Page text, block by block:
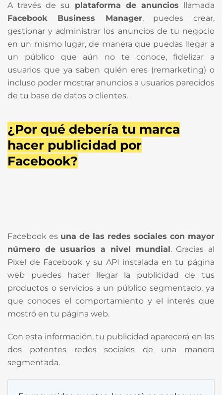
A través de su plataforma de anuncios llamada
Facebook Business Manager, puedes crear,
gestionar y administrar los anuncios de tu negocio
en un mismo lugar, de manera que puedas llegar a
un público que aún no te conoce, fidelizar a
usuarios que ya saben quién eres (remarketing) o
incluso poder mostrar anuncios a usuarios parecidos
de tu base de datos o clientes.
¿Por qué debería tu marca
hacer publicidad por
Facebook?
Facebook es una de las redes sociales con mayor
número de usuarios a nivel mundial. Gracias al
Pixel de Facebook y su API instalada en tu página
web puedes hacer llegar la publicidad de tus
productos o servicios a un público segmentado, ya
que conoces el comportamiento y el interés que
mostró en tu página web.
Con esta información, tu publicidad aparecerá en las
dos potentes redes sociales de una manera
segmentada.